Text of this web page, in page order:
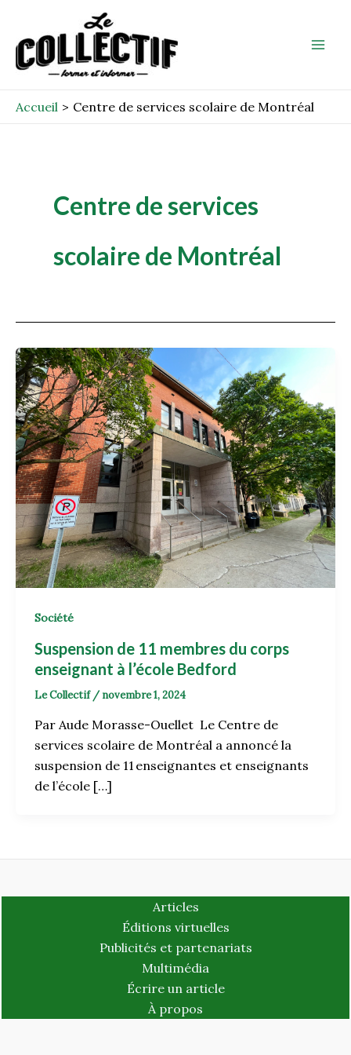
contenu
Accueil Centre de services scolaire de Montréal
Centre de services
scolaire de Montréal
Société
Suspension de 11 membres du corps
enseignant à l’école Bedford
Le Collectif / novembre 1, 2024
Par Aude Morasse-Ouellet Le Centre de
services scolaire de Montréal a annoncé la
suspension de 11 enseignantes et enseignants
de l’école […]
Articles
Éditions virtuelles
Publicités et partenariats
Multimédia
Écrire un article
À propos